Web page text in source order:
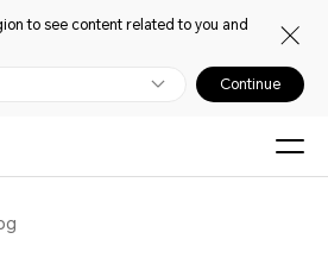
to see content related to you and
Continue